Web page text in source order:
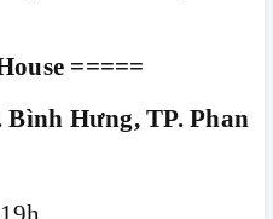
=====
Hưng, TP. Phan